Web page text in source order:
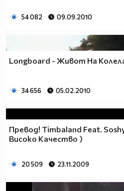
54 082 09.09.2010
Longboard - Живот На
34 656 05.02.2010
Превод! Timbaland Feat.
Високо Качество )
20 509 23.11.2009